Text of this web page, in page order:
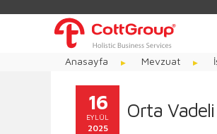
Anasayfa Mevzuat
16
EYLÜL
2025
Orta